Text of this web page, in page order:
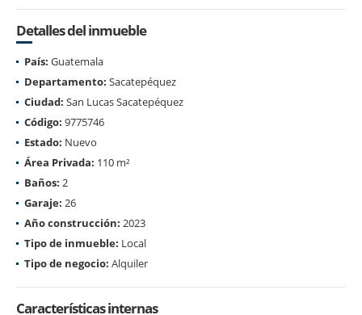
Detalles del inmueble
País: Guatemala
Departamento: Sacatepéquez
Ciudad: San Lucas Sacatepéquez
Código: 9775746
Estado: Nuevo
Área Privada: 110 m²
Baños: 2
Garaje: 26
Año construcción: 2023
Tipo de inmueble: Local
Tipo de negocio: Alquiler
Características internas